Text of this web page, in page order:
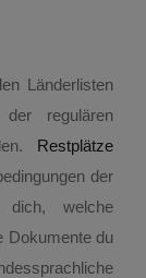
Länderlisten
regulären
Restplätze
der
welche
Dokumente du